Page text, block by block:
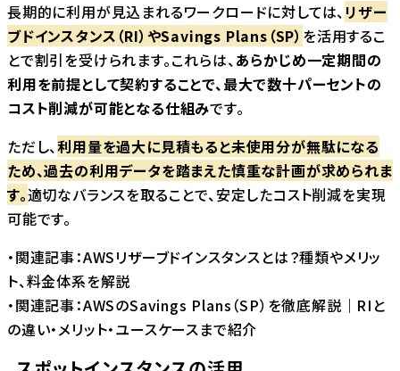
長期的に利用が見込まれるワークロードに対しては、 リザー
ブドインスタンス（RI）やSavings Plans（SP） を活用するこ
とで割引を受けられます。これらは、あらかじめ一定期間の
利用を前提として契約することで、最大で数十パーセントの
コスト削減が可能となる仕組みです。
ただし、利用量を過大に見積もると未使用分が無駄になる
ため、過去の利用データを踏まえた慎重な計画が求められま
す。適切なバランスを取ることで、安定したコスト削減を実現
可能です。
・関連記事：AWSリザーブドインスタンスとは？種類やメリッ
ト、料金体系を解説
・関連記事：AWSのSavings Plans（SP）を徹底解説｜RIと
の違い・メリット・ユースケースまで紹介